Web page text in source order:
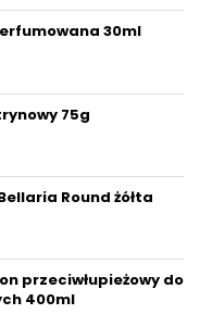
30ml
75g
Round żółta
przeciwłupieżowy do
400ml